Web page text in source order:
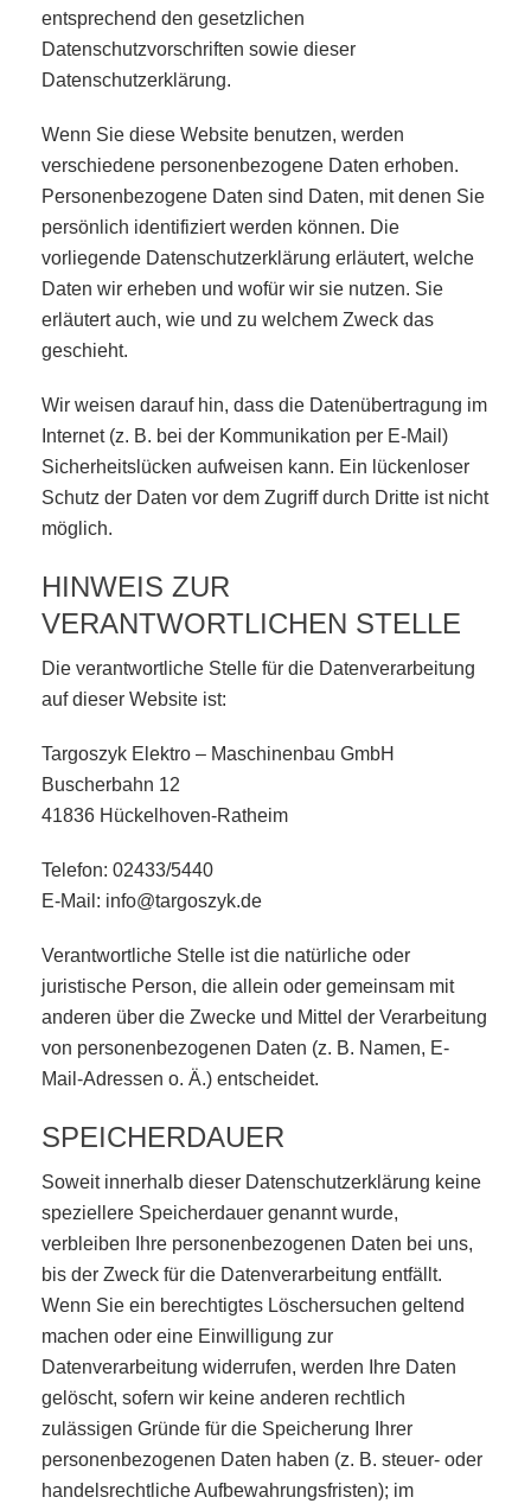
entsprechend den gesetzlichen
Datenschutzvorschriften sowie dieser
Datenschutzerklärung.
Wenn Sie diese Website benutzen, werden
verschiedene personenbezogene Daten erhoben.
Personenbezogene Daten sind Daten, mit denen Sie
persönlich identifiziert werden können. Die
vorliegende Datenschutzerklärung erläutert, welche
Daten wir erheben und wofür wir sie nutzen. Sie
erläutert auch, wie und zu welchem Zweck das
geschieht.
Wir weisen darauf hin, dass die Datenübertragung im
Internet (z. B. bei der Kommunikation per E-Mail)
Sicherheitslücken aufweisen kann. Ein lückenloser
Schutz der Daten vor dem Zugriff durch Dritte ist nicht
möglich.
HINWEIS ZUR
VERANTWORTLICHEN STELLE
Die verantwortliche Stelle für die Datenverarbeitung
auf dieser Website ist:
Targoszyk Elektro – Maschinenbau GmbH
Buscherbahn 12
41836 Hückelhoven-Ratheim
Telefon: 02433/5440
E-Mail: info@targoszyk.de
Verantwortliche Stelle ist die natürliche oder
juristische Person, die allein oder gemeinsam mit
anderen über die Zwecke und Mittel der Verarbeitung
von personenbezogenen Daten (z. B. Namen, E-
Mail-Adressen o. Ä.) entscheidet.
SPEICHERDAUER
Soweit innerhalb dieser Datenschutzerklärung keine
speziellere Speicherdauer genannt wurde,
verbleiben Ihre personenbezogenen Daten bei uns,
bis der Zweck für die Datenverarbeitung entfällt.
Wenn Sie ein berechtigtes Löschersuchen geltend
machen oder eine Einwilligung zur
Datenverarbeitung widerrufen, werden Ihre Daten
gelöscht, sofern wir keine anderen rechtlich
zulässigen Gründe für die Speicherung Ihrer
personenbezogenen Daten haben (z. B. steuer- oder
handelsrechtliche Aufbewahrungsfristen); im